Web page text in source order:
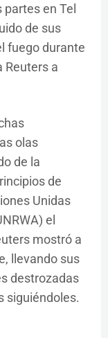
en Tel
de sus
fuego durante
Reuters a
olas
de la
de
Unidas
el
mostró a
llevando sus
destrozadas
siguiéndoles.